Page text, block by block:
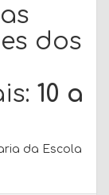
dos
10 a
da Escola